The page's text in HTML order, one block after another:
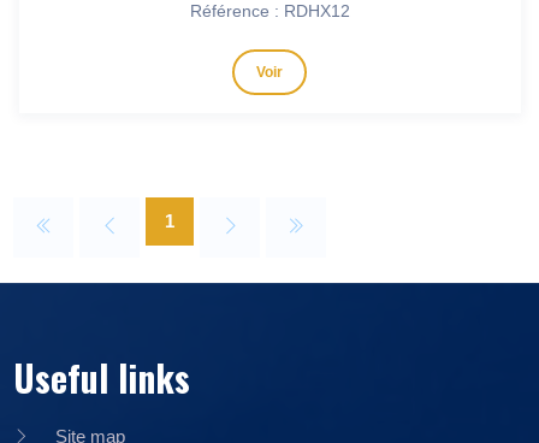
Référence : RDHX12
Voir
1
Useful links
Site map